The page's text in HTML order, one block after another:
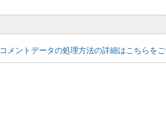
コメントデータの処理方法の詳細はこちらをご